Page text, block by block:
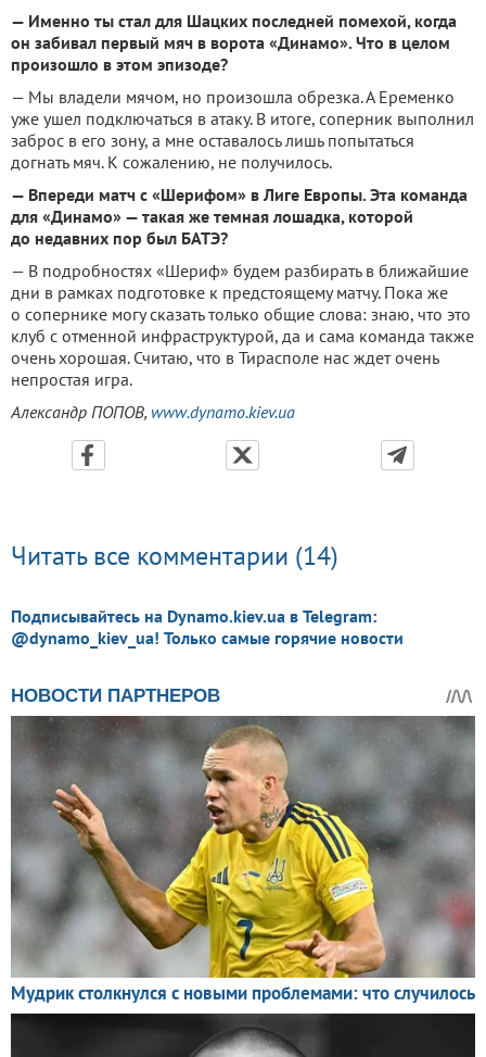
— Именно ты стал для Шацких последней помехой, когда
он забивал первый мяч в ворота «Динамо». Что в целом
произошло в этом эпизоде?
— Мы владели мячом, но произошла обрезка. А Еременко
уже ушел подключаться в атаку. В итоге, соперник выполнил
заброс в его зону, а мне оставалось лишь попытаться
догнать мяч. К сожалению, не получилось.
— Впереди матч с «Шерифом» в Лиге Европы. Эта команда
для «Динамо» — такая же темная лошадка, которой
до недавних пор был БАТЭ?
— В подробностях «Шериф» будем разбирать в ближайшие
дни в рамках подготовке к предстоящему матчу. Пока же
о сопернике могу сказать только общие слова: знаю, что это
клуб с отменной инфраструктурой, да и сама команда также
очень хорошая. Считаю, что в Тирасполе нас ждет очень
непростая игра.
Александр ПОПОВ, www.dynamo.kiev.ua
Читать все комментарии (14)
Подписывайтесь на Dynamo.kiev.ua в Telegram:
@dynamo_kiev_ua! Только самые горячие новости